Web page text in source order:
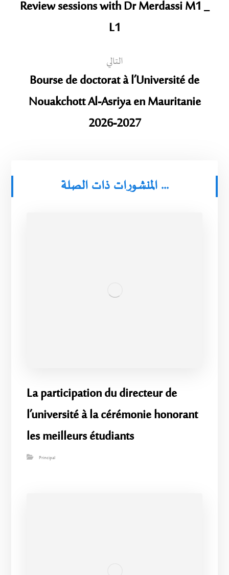
Review sessions with Dr Merdassi M1 _
L1
التالي
Bourse de doctorat à l’Université de
Nouakchott Al-Asriya en Mauritanie
2026-2027
المنشورات ذات الصلة ...
La participation du directeur de
l’université à la cérémonie honorant
les meilleurs étudiants
Principal